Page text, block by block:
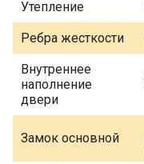
Утепление
Ребра жесткости
Внутреннее
наполнение
двери
Замок основной